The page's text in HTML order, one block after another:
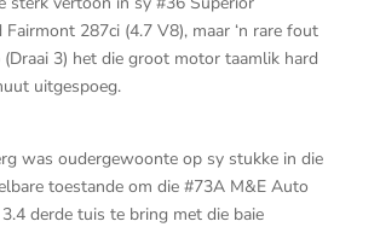
Fairmont 287ci (4.7 V8), maar ‘n rare fout
3) het die groot motor taamlik hard
uitgespoeg.
was oudergewoonte op sy stukke in die
toestande om die #73A M&E Auto
derde tuis te bring met die baie